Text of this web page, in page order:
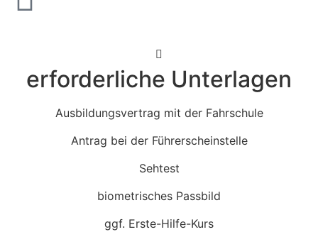
erforderliche Unterlagen
Ausbildungsvertrag mit der Fahrschule
Antrag bei der Führerscheinstelle
Sehtest
biometrisches Passbild
ggf. Erste-Hilfe-Kurs